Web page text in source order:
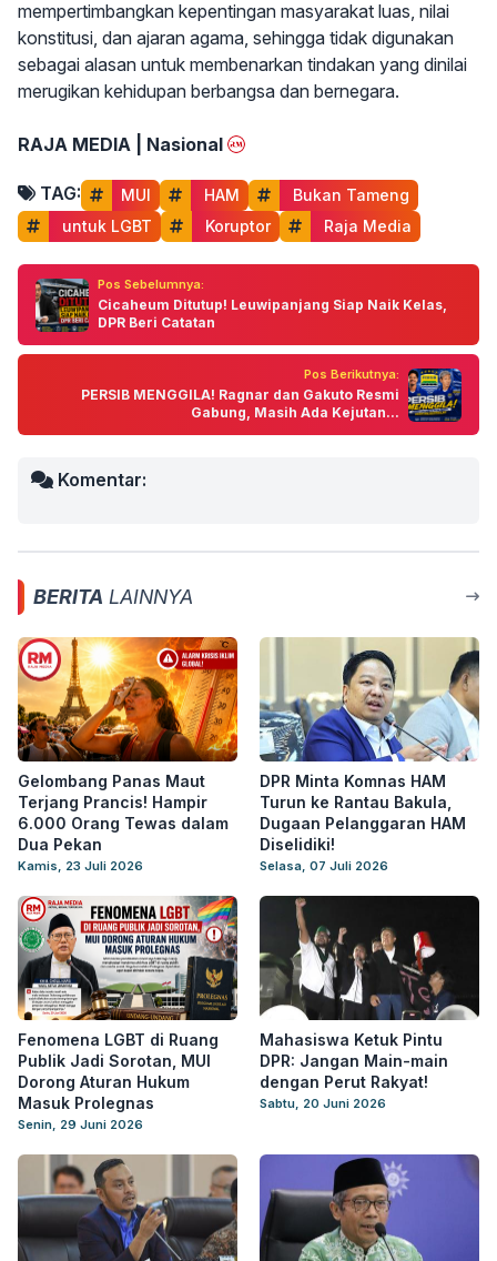
mempertimbangkan kepentingan masyarakat luas, nilai
konstitusi, dan ajaran agama, sehingga tidak digunakan
sebagai alasan untuk membenarkan tindakan yang dinilai
merugikan kehidupan berbangsa dan bernegara.
RAJA MEDIA | Nasional
TAG: MUI HAM
Bukan Tameng
untuk LGBT
Koruptor Raja Media
Pos Sebelumnya:
Cicaheum Ditutup! Leuwipanjang Siap Naik Kelas,
DPR Beri Catatan
Pos Berikutnya:
PERSIB MENGGILA! Ragnar dan Gakuto Resmi
Gabung, Masih Ada Kejutan...
Komentar:
BERITA LAINNYA
Gelombang Panas Maut
Terjang Prancis! Hampir
6.000 Orang Tewas dalam
Dua Pekan
Kamis, 23 Juli 2026
DPR Minta Komnas HAM
Turun ke Rantau Bakula,
Dugaan Pelanggaran HAM
Diselidiki!
Selasa, 07 Juli 2026
Fenomena LGBT di Ruang
Publik Jadi Sorotan, MUI
Dorong Aturan Hukum
Masuk Prolegnas
Senin, 29 Juni 2026
Mahasiswa Ketuk Pintu
DPR: Jangan Main-main
dengan Perut Rakyat!
Sabtu, 20 Juni 2026